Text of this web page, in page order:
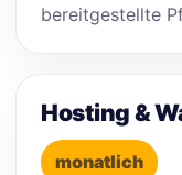
bereitgestellte
Hosting &
monatlich